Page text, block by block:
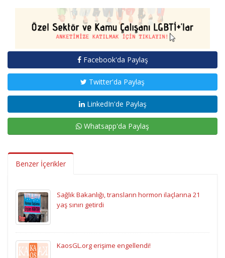
Facebook'da Paylaş
Twitter'da Paylaş
LinkedIn'de Paylaş
Whatsapp'da Paylaş
Benzer İçerikler
Sağlık Bakanlığı, transların hormon ilaçlarına 21
yaş sınırı getirdi
KaosGL.org erişime engellendi!